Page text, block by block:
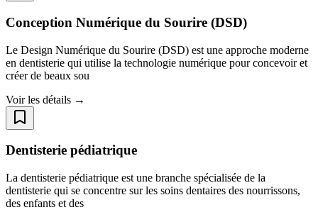
Conception Numérique du Sourire (DSD)
Le Design Numérique du Sourire (DSD) est une approche moderne
en dentisterie qui utilise la technologie numérique pour concevoir et
créer de beaux sou
Voir les détails →
Dentisterie pédiatrique
La dentisterie pédiatrique est une branche spécialisée de la
dentisterie qui se concentre sur les soins dentaires des nourrissons,
des enfants et des